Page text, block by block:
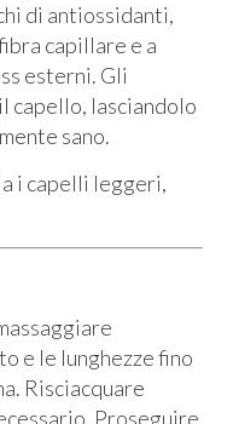
di antiossidanti,
capillare e a
esterni. Gli
lasciandolo
sano.
i capelli leggeri,
e le lunghezze fino
Risciacquare
Proseguire